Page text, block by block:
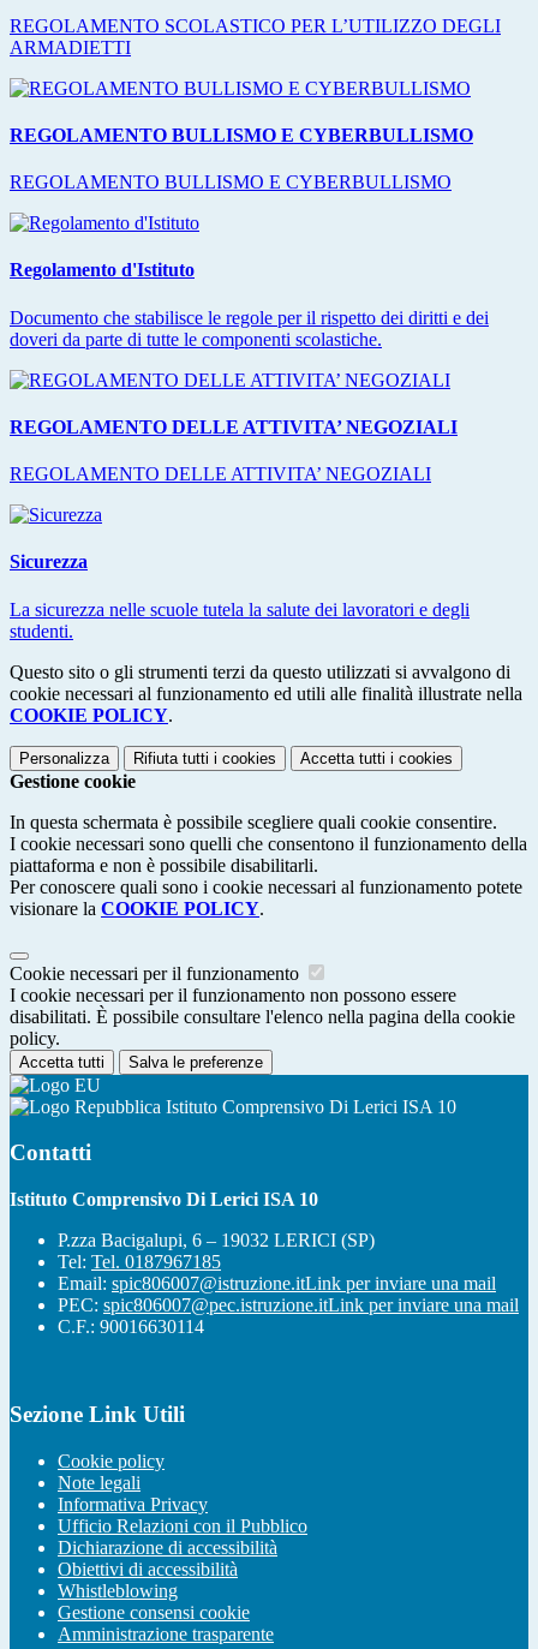
REGOLAMENTO SCOLASTICO PER L’UTILIZZO DEGLI
ARMADIETTI
REGOLAMENTO BULLISMO E CYBERBULLISMO
REGOLAMENTO BULLISMO E CYBERBULLISMO
Regolamento d'Istituto
Documento che stabilisce le regole per il rispetto dei diritti e dei
doveri da parte di tutte le componenti scolastiche.
REGOLAMENTO DELLE ATTIVITA’ NEGOZIALI
REGOLAMENTO DELLE ATTIVITA’ NEGOZIALI
Sicurezza
La sicurezza nelle scuole tutela la salute dei lavoratori e degli
studenti.
Questo sito o gli strumenti terzi da questo utilizzati si avvalgono di
cookie necessari al funzionamento ed utili alle finalità illustrate nella
COOKIE POLICY.
Personalizza Rifiuta tutti i cookies Accetta tutti i cookies
Gestione cookie
In questa schermata è possibile scegliere quali cookie consentire.
I cookie necessari sono quelli che consentono il funzionamento della
piattaforma e non è possibile disabilitarli.
Per conoscere quali sono i cookie necessari al funzionamento potete
visionare la COOKIE POLICY.
Cookie necessari per il funzionamento
I cookie necessari per il funzionamento non possono essere
disabilitati. È possibile consultare l'elenco nella pagina della cookie
policy.
Accetta tutti Salva le preferenze
Istituto Comprensivo Di Lerici ISA 10
Contatti
Istituto Comprensivo Di Lerici ISA 10
P.zza Bacigalupi, 6 – 19032 LERICI (SP)
Tel: Tel. 0187967185
Email: spic806007@istruzione.itLink per inviare una mail
PEC: spic806007@pec.istruzione.itLink per inviare una mail
C.F.: 90016630114
Sezione Link Utili
Cookie policy
Note legali
Informativa Privacy
Ufficio Relazioni con il Pubblico
Dichiarazione di accessibilità
Obiettivi di accessibilità
Whistleblowing
Gestione consensi cookie
Amministrazione trasparente